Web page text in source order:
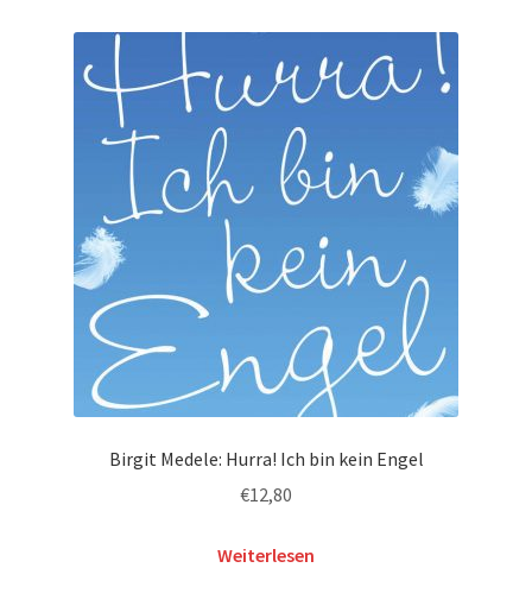
Birgit Medele: Hurra! Ich bin kein Engel
€12,80
Weiterlesen